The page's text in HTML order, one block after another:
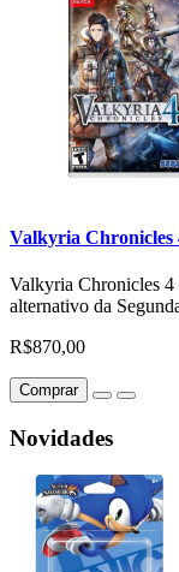
Valkyria Chronicles
Valkyria Chronicles 4
alternativo da
R$870,00
Comprar
Novidades